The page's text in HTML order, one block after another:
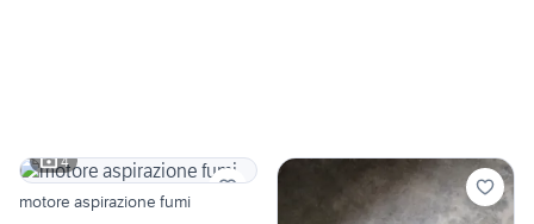
4
motore aspirazione fumi